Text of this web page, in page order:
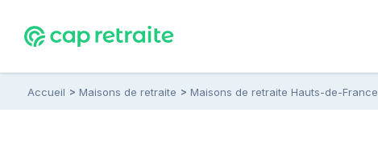
Accueil Maisons de retraite Maisons de retraite Hauts-de-France